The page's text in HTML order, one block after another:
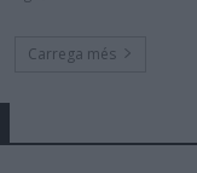
Carrega més